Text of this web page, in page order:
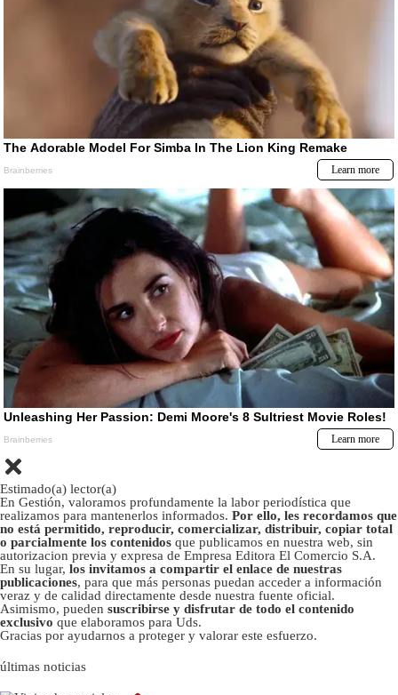
Estimado(a) lector(a)
En Gestión, valoramos profundamente la labor periodística que
realizamos para mantenerlos informados. Por ello, les recordamos que
no está permitido, reproducir, comercializar, distribuir, copiar total
o parcialmente los contenidos que publicamos en nuestra web, sin
autorizacion previa y expresa de Empresa Editora El Comercio S.A.
En su lugar, los invitamos a compartir el enlace de nuestras
publicaciones, para que más personas puedan acceder a información
veraz y de calidad directamente desde nuestra fuente oficial.
Asimismo, pueden suscribirse y disfrutar de todo el contenido
exclusivo que elaboramos para Uds.
Gracias por ayudarnos a proteger y valorar este esfuerzo.
últimas noticias